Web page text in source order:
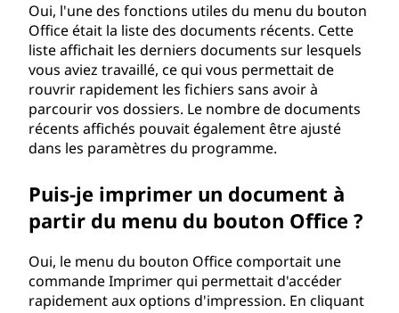
Oui, l'une des fonctions utiles du menu du bouton
Office était la liste des documents récents. Cette
liste affichait les derniers documents sur lesquels
vous aviez travaillé, ce qui vous permettait de
rouvrir rapidement les fichiers sans avoir à
parcourir vos dossiers. Le nombre de documents
récents affichés pouvait également être ajusté
dans les paramètres du programme.
Puis-je imprimer un document à
partir du menu du bouton Office ?
Oui, le menu du bouton Office comportait une
commande Imprimer qui permettait d'accéder
rapidement aux options d'impression. En cliquant